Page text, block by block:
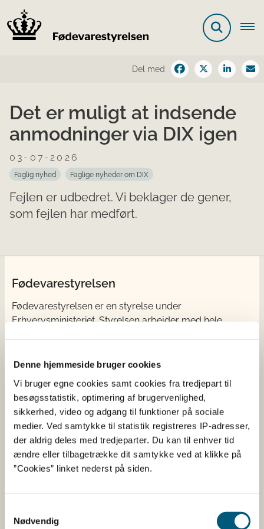
Denne hjemmeside bruger cookies
Vi bruger egne cookies samt cookies fra tredjepart til
besøgsstatistik, optimering af brugervenlighed,
sikkerhed, video og adgang til funktioner på sociale
medier. Ved samtykke til statistik registreres IP-adresser,
der aldrig deles med tredjeparter. Du kan til enhver tid
ændre eller tilbagetrække dit samtykke ved at klikke på
”Cookies” linket nederst på siden.
Nødvendig
Del med
Det er muligt at indsende
anmodninger via DIX igen
03-07-2026
Faglig nyhed Faglige nyheder om DIX
Fejlen er udbedret. Vi beklager de gener,
som fejlen har medført.
Fødevarestyrelsen
Fødevarestyrelsen er en styrelse under
Erhvervsministeriet. Styrelsen arbejder med hele
officielle Kostråd og smileykontroller, som du kender
fra cafeer, restauranter og supermarkeder.
Kontakt
Fødevarestyrelsen
Stationsparken 31-33
2600 Glostrup
CVR: 62534516
Betaling af regning